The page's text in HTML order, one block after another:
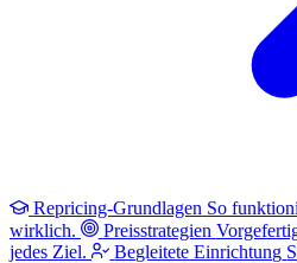
Repricing-Grundlagen So
wirklich.
Preisstrategien
jedes Ziel.
Begleitete Einrichtung